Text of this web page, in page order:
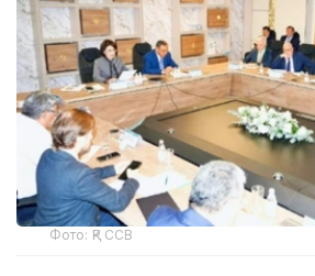
Фото: ҚР ССВ